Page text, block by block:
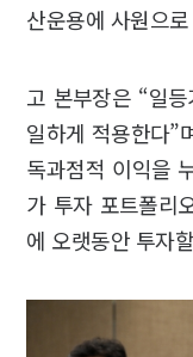
산운용에 사원으
고 본부장은 “일
일하게 적용한다”
독과점적 이익을
가 투자 포트폴리
에 오랫동안 투자